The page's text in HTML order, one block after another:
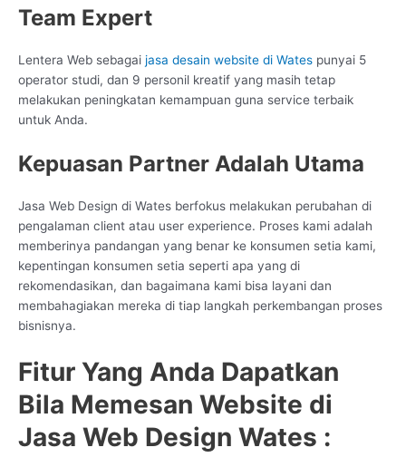
Team Expert
Lentera Web sebagai jasa desain website di Wates punyai 5
operator studi, dan 9 personil kreatif yang masih tetap
melakukan peningkatan kemampuan guna service terbaik
untuk Anda.
Kepuasan Partner Adalah Utama
Jasa Web Design di Wates berfokus melakukan perubahan di
pengalaman client atau user experience. Proses kami adalah
memberinya pandangan yang benar ke konsumen setia kami,
kepentingan konsumen setia seperti apa yang di
rekomendasikan, dan bagaimana kami bisa layani dan
membahagiakan mereka di tiap langkah perkembangan proses
bisnisnya.
Fitur Yang Anda Dapatkan
Bila Memesan Website di
Jasa Web Design Wates :